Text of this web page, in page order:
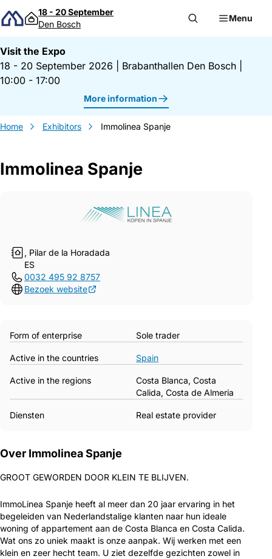
Skip to content
18 - 20 September
Den Bosch
Menu
Visit the Expo
18 - 20 September 2026
Brabanthallen Den Bosch
10:00 - 17:00
More information
Home Exhibitors Immolinea Spanje
Immolinea Spanje
, Pilar de la Horadada
ES
0032 495 92 8757
Bezoek website
Form of enterprise Sole trader
Active in the countries Spain
Active in the regions
Costa Blanca, Costa
Calida, Costa de Almeria
Diensten Real estate provider
Over Immolinea Spanje
GROOT GEWORDEN DOOR KLEIN TE BLIJVEN.
ImmoLinea Spanje heeft al meer dan 20 jaar ervaring in het
begeleiden van Nederlandstalige klanten naar hun ideale
woning of appartement aan de Costa Blanca en Costa Calida.
Wat ons zo uniek maakt is onze aanpak. Wij werken met een
klein en zeer hecht team. U ziet dezelfde gezichten zowel in